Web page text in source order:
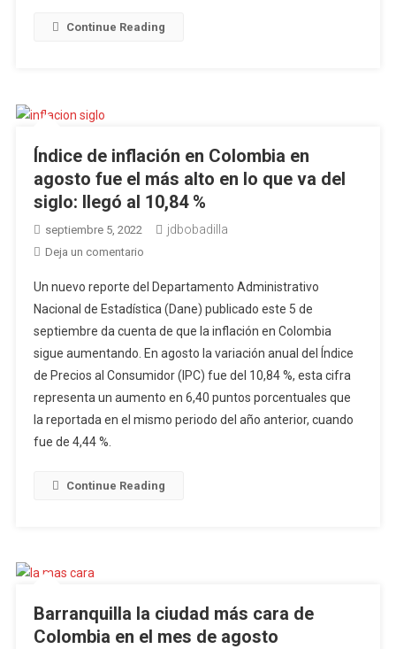
y
Continue Reading
Índice de inflación en Colombia en
agosto fue el más alto en lo que va del
siglo: llegó al 10,84 %
septiembre 5, 2022 jdbobadilla
Deja un comentarioen
de
inflación
en
Colombia
en
agosto
fue
llegó
al
Un nuevo reporte del Departamento Administrativo
Nacional de Estadística (Dane) publicado este 5 de
septiembre da cuenta de que la inflación en Colombia
sigue aumentando. En agosto la variación anual del Índice
de Precios al Consumidor (IPC) fue del 10,84 %, esta cifra
representa un aumento en 6,40 puntos porcentuales que
la reportada en el mismo periodo del año anterior, cuando
fue de 4,44 %.
Continue Reading
Barranquilla la ciudad más cara de
Colombia en el mes de agosto